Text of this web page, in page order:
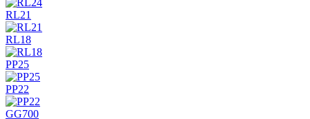
RL21
RL18
PP25
PP22
GG700